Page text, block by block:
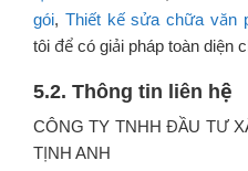
gói, Thiết kế sửa chữa văn
tôi để có giải pháp toàn diện
5.2. Thông tin liên hệ
CÔNG TY TNHH ĐẦU TƯ
TỊNH ANH